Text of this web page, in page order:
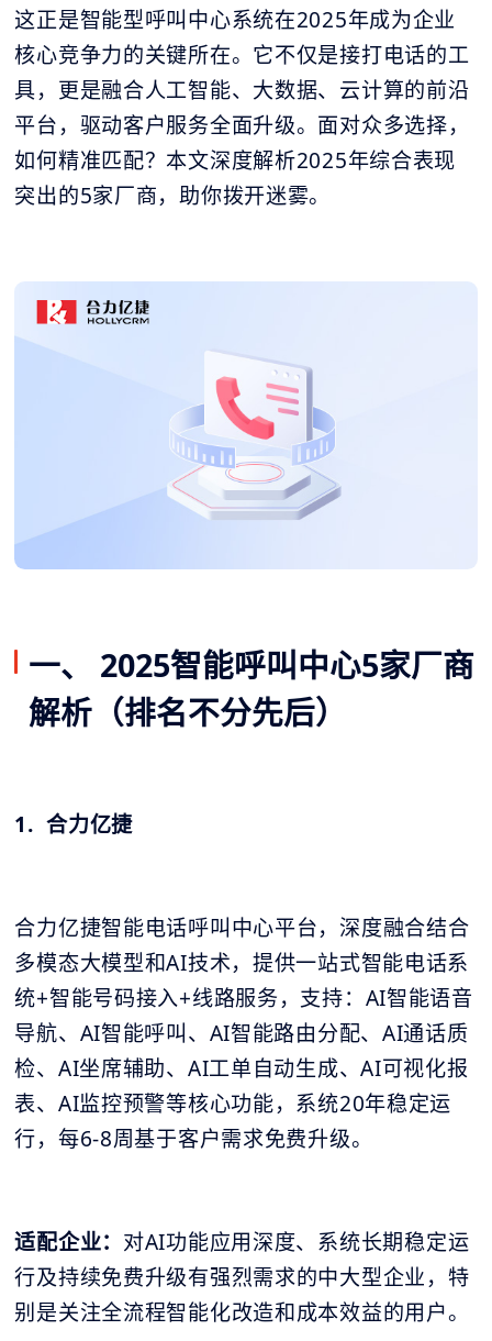
这正是智能型呼叫中心系统在2025年成为企业
核心竞争力的关键所在。它不仅是接打电话的工
具，更是融合人工智能、大数据、云计算的前沿
平台，驱动客户服务全面升级。面对众多选择，
如何精准匹配？本文深度解析2025年综合表现
突出的5家厂商，助你拨开迷雾。
一、 2025智能呼叫中心5家厂商
解析（排名不分先后）
1. 合力亿捷
合力亿捷智能电话呼叫中心平台，深度融合结合
多模态大模型和AI技术，提供一站式智能电话系
统+智能号码接入+线路服务，支持：AI智能语音
导航、AI智能呼叫、AI智能路由分配、AI通话质
检、AI坐席辅助、AI工单自动生成、AI可视化报
表、AI监控预警等核心功能，系统20年稳定运
行，每6-8周基于客户需求免费升级。
适配企业： 对AI功能应用深度、系统长期稳定运
行及持续免费升级有强烈需求的中大型企业，特
别是关注全流程智能化改造和成本效益的用户。